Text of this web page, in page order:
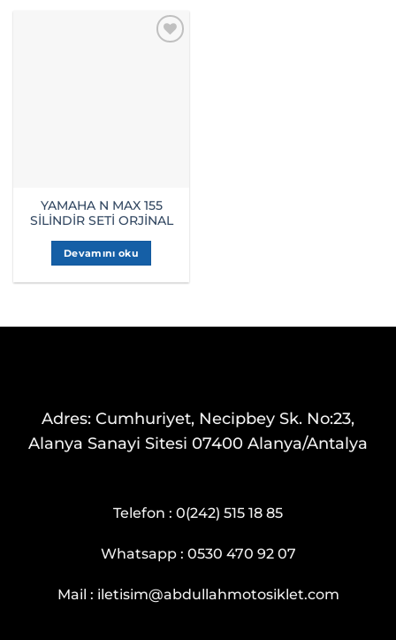
YAMAHA N MAX 155
SİLİNDİR SETİ ORJİNAL
Devamını oku
Adres: Cumhuriyet, Necipbey Sk. No:23,
Alanya Sanayi Sitesi 07400 Alanya/Antalya
Telefon : 0(242) 515 18 85
Whatsapp : 0530 470 92 07
Mail : iletisim@abdullahmotosiklet.com